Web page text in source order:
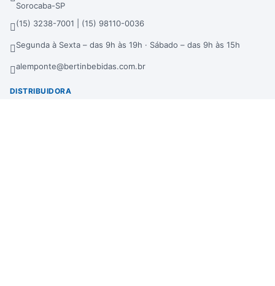
Sorocaba-SP
(15) 3238-7001 | (15) 98110-0036
Segunda à Sexta – das 9h às 19h · Sábado – das 9h às 15h
alemponte@bertinbebidas.com.br
DISTRIBUIDORA